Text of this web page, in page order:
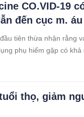
CO.VID-19
đến cục m.
tiên thừa nhận rằng
phụ hiếm gặp có khả
thọ, giảm